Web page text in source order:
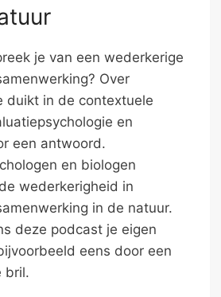
je van een wederkerige
Over
duikt in de contextuele
en
een antwoord.
en biologen
wederkerigheid in
in de natuur.
deze podcast je eigen
eens door een
bril.